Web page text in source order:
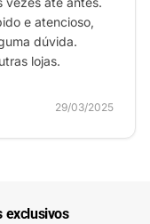
e atencioso,
dúvida.
lojas.
29/03/2025
exclusivos